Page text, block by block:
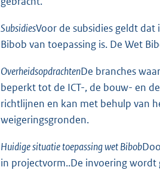
SubsidiesVoor de subsidies geldt
Bibob van toepassing is. De Wet
OverheidsopdrachtenDe branches
beperkt tot de ICT-, de bouw- en
richtlijnen en kan met behulp van
weigeringsgronden.
Huidige situatie toepassing wet Bibob
in projectvorm..De invoering